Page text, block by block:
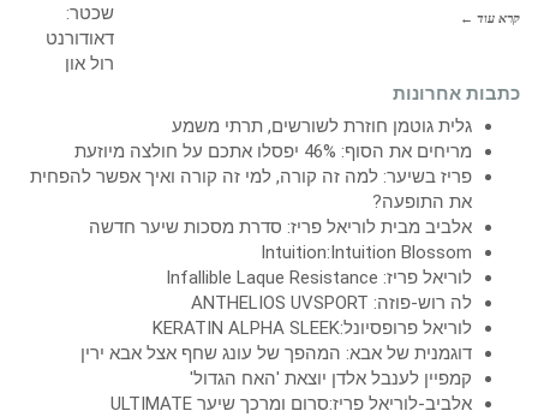
קרא עוד ←
כתבות אחרונות
גלית גוטמן חוזרת לשורשים, תרתי משמע
מריחים את הסוף: 46% יפסלו אתכם על חולצה מיוזעת
פריז בשיער: למה זה קורה, למי זה קורה ואיך אפשר להפחית
את התופעה?
אלביב מבית לוריאל פריז: סדרת מסכות שיער חדשה
Intuition:Intuition Blossom
לוריאל פריז: Infallible Laque Resistance
לה רוש-פוזה: ANTHELIOS UVSPORT
לוריאל פרופסיונל:KERATIN ALPHA SLEEK
דוגמנית של אבא: המהפך של עונג שחף אצל אבא ירין
קמפיין לענבל אלדן יוצאת 'האח הגדול'
אלביב-לוריאל פריז:סרום ומרכך שיער ULTIMATE